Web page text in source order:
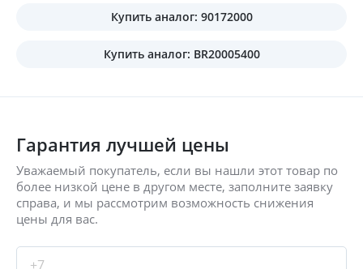
Купить аналог: 90172000
Купить аналог: BR20005400
Гарантия лучшей цены
Уважаемый покупатель, если вы нашли этот товар по
более низкой цене в другом месте, заполните заявку
справа, и мы рассмотрим возможность снижения
цены для вас.